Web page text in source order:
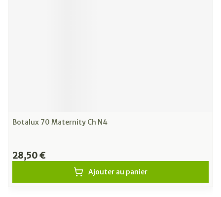
Botalux 70 Maternity Ch N4
28,50 €
Ajouter au panier